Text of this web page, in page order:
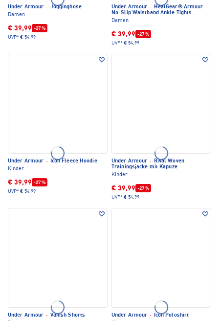
Under Armour · Jogginghose
Damen
€ 39,99 -27 %
UVP* € 54,99
Under Armour ·
HeatGear® Armour
No-Slip Waistband Ankle Tights
Damen
€ 39,99 -27 %
UVP* € 54,99
Under Armour ·
Icon Fleece Hoodie
Kinder
€ 39,99 -27 %
UVP* € 54,99
Under Armour ·
Rival Woven
Trainingsjacke mit Kapuze
Kinder
€ 39,99 -27 %
UVP* € 54,99
Under Armour · Vanish Shorts
Under Armour ·
Icon Poloshirt